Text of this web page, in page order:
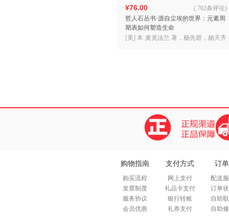
¥76.00
哲人石丛书·源自尘埃的世界：元素周
期表如何塑造生命
( 702条评论)
[美] 本·麦克法兰 著，杨先碧，杨天齐
购物指南
购买流程
发票制度
服务协议
会员优惠
支付方式
网上支付
礼品卡支付
银行转账
礼券支付
订
配送
订单
自助
自助